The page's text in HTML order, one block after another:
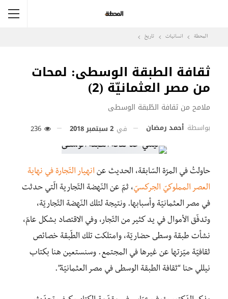
المحطة انسانيات تاريخ
ثقافة الطبقة الوسطى: لمحات
من مصر العثمانيّة (2)
ملامح من ثقافة الطّبقة الوسطى
بواسطة أحمد رمضان في 2 سبتمبر 2018
حاولتُ في المرّة السّابقة، الحديث عن انهيار التّجارة في نهاية
العصر المملوكيّ الجركسيّ، ثمّ عن النّهضة التّجارية الّتي حدثت
في مصر العثمانيّة وأسبابها. ونتيجة لتلك النّهضة التّجاريّة،
وتدفّق الأموال في يد كثير من التّجار، وفي الاقتصاد بشكل عامّ،
نشأت طبقة وسطى حضاريّة، وامتلكت تلك الطّبقة خصائص
ثقافيّة ميّزتها عن غيرها في المجتمع. وسنستعين هنا بكتاب
نيللي حنا “ثقافة الطبقة الوسطى في مصر العثمانيّة”.